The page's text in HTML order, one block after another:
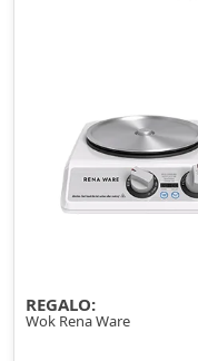
REGALO:
Wok Rena Ware